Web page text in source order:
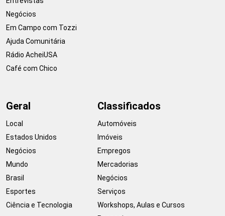
Negócios
Em Campo com Tozzi
Ajuda Comunitária
Rádio AcheiUSA
Café com Chico
Geral
Local
Estados Unidos
Negócios
Mundo
Brasil
Esportes
Ciência e Tecnologia
Classificados
Automóveis
Imóveis
Empregos
Mercadorias
Negócios
Serviços
Workshops, Aulas e Cursos